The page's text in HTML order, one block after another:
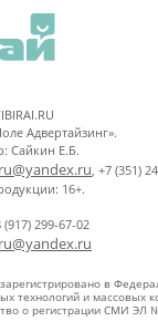
Адвертайзинг».
Сайкин Е.Б.
, +7 (351)
16+.
299-67-02
в
технологий и массовых
о регистрации СМИ ЭЛ